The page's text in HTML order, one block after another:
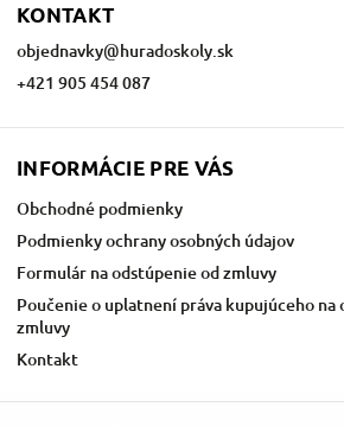
KONTAKT
objednavky@huradoskoly.sk
+421 905 454 087
INFORMÁCIE PRE VÁS
Obchodné podmienky
Podmienky ochrany osobných údajov
Formulár na odstúpenie od zmluvy
Poučenie o uplatnení práva kupujúceho
zmluvy
Kontakt